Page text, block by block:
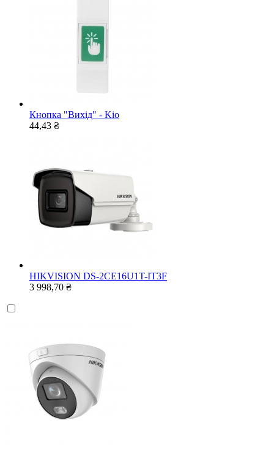
Кнопка "Вихід" - Kio
44,43 ₴
HIKVISION DS-2CE16U1T-IT3F
3 998,70 ₴